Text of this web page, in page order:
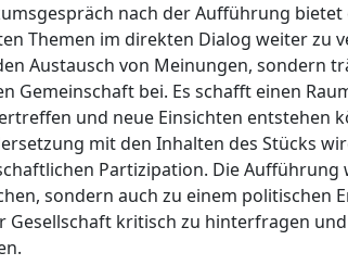
nach der Aufführung
Themen im direkten Dialog weiter zu
Austausch von Meinungen, sondern
Gemeinschaft bei. Es schafft einen
und neue Einsichten entstehen
mit den Inhalten des Stücks
Partizipation. Die
sondern auch zu einem politischen
Gesellschaft kritisch zu hinterfragen